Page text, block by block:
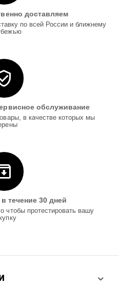
доставляем
по всей России и ближнему
обслуживание
в качестве которых мы
течение 30 дней
чтобы протестировать вашу